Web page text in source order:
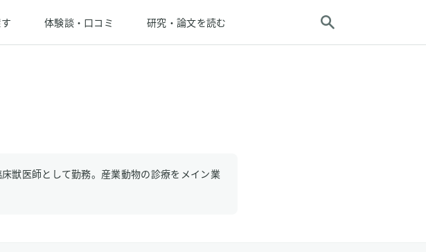
体験談・口コミ 研究・論文を読む
獣医師として勤務。産業動物の診療をメイン業